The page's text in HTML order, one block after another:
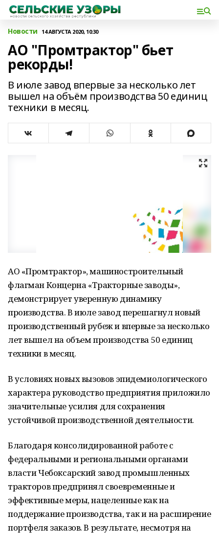
Новости 14 АВГУСТА 2020, 10:30
АО "Промтрактор" бьет
рекорды!
В июле завод впервые за несколько лет
вышел на объём производства 50 единиц
техники в месяц.
АО «Промтрактор», машиностроительный
флагман Концерна «Тракторные заводы»,
демонстрирует уверенную динамику
производства. В июле завод перешагнул новый
производственный рубеж и впервые за несколько
лет вышел на объем производства 50 единиц
техники в месяц.
В условиях новых вызовов эпидемиологического
характера руководство предприятия приложило
значительные усилия для сохранения
устойчивой производственной деятельности.
Благодаря консолидированной работе с
федеральными и региональными органами
власти Чебоксарский завод промышленных
тракторов предпринял своевременные и
эффективные меры, нацеленные как на
поддержание производства, так и на расширение
портфеля заказов. В результате, несмотря на